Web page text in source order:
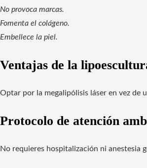
No provoca marcas.
Fomenta el colágeno.
Embellece la piel.
Ventajas de la
Optar por la megalipólisis láser en vez de
Protocolo de atención
No requieres hospitalización ni anestesia